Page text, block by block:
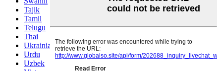
Tajik
Tamil
Telugu
Thai
Ukrainian
Urdu
Uzbek